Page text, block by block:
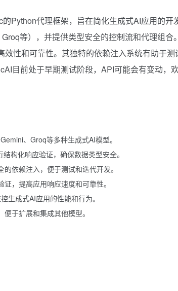
Python代理框架，旨在简化生成式AI应用的
等），并提供类型安全的控制流和代理组
效性和可靠性。其独特的依赖注入系统有助于
目前处于早期测试阶段，API可能会有变动，欢
、Groq等多种生成式AI模型。
构化响应验证，确保数据类型安全。
的依赖注入，便于测试和迭代开发。
证，提高应用响应速度和可靠性。
生成式AI应用的性能和行为。
便于扩展和集成其他模型。